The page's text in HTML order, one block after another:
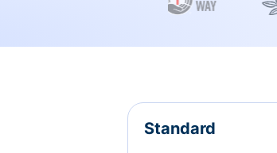
Standard